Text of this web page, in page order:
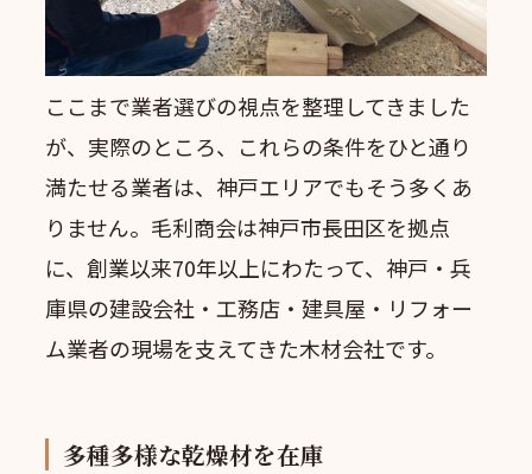
ここまで業者選びの視点を整理してきました
が、実際のところ、これらの条件をひと通り
満たせる業者は、神戸エリアでもそう多くあ
りません。毛利商会は神戸市長田区を拠点
に、創業以来70年以上にわたって、神戸・兵
庫県の建設会社・工務店・建具屋・リフォー
ム業者の現場を支えてきた木材会社です。
多種多様な乾燥材を在庫